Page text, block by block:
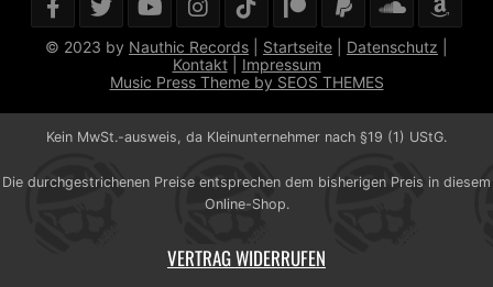
© 2023 by Nauthic Records Startseite Datenschutz
Kontakt| Impressum
Music Press Theme by SEOS THEMES
Kein MwSt.-ausweis, da Kleinunternehmer nach §19 (1) UStG.
Die durchgestrichenen Preise entsprechen dem bisherigen Preis in diesem
Online-Shop.
VERTRAG WIDERRUFEN